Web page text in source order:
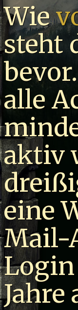
Wie
steht
alle
aktiv
eine
Mail-
Jahre